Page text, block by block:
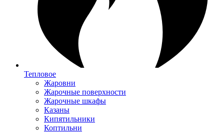
Тепловое
Жаровни
Жарочные поверхности
Жарочные шкафы
Казаны
Кипятильники
Коптильни